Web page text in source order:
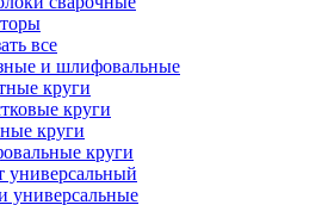
все
и шлифовальные
круги
круги
круги
круги
универсальный
универсальные